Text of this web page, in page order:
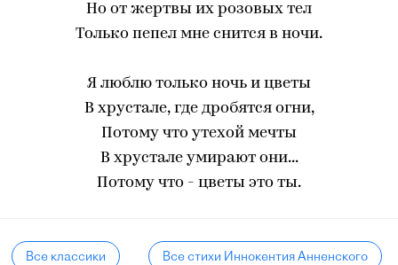
Но от жертвы их розовых тел
Только пепел мне снится в ночи.
Я люблю только ночь и цветы
В хрустале, где дробятся огни,
Потому что утехой мечты
В хрустале умирают они...
Потому что - цветы это ты.
Все классики Все стихи Иннокентия Анненского